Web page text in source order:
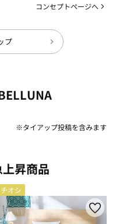
コンセプトページへ
プ
※タイアップ投稿を含みます
昇商品
オシ